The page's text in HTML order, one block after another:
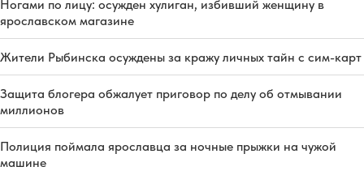
Ногами по лицу: осужден хулиган, избивший женщину в
ярославском магазине
Жители Рыбинска осуждены за кражу личных тайн с сим-карт
Защита блогера обжалует приговор по делу об отмывании
миллионов
Полиция поймала ярославца за ночные прыжки на чужой
машине